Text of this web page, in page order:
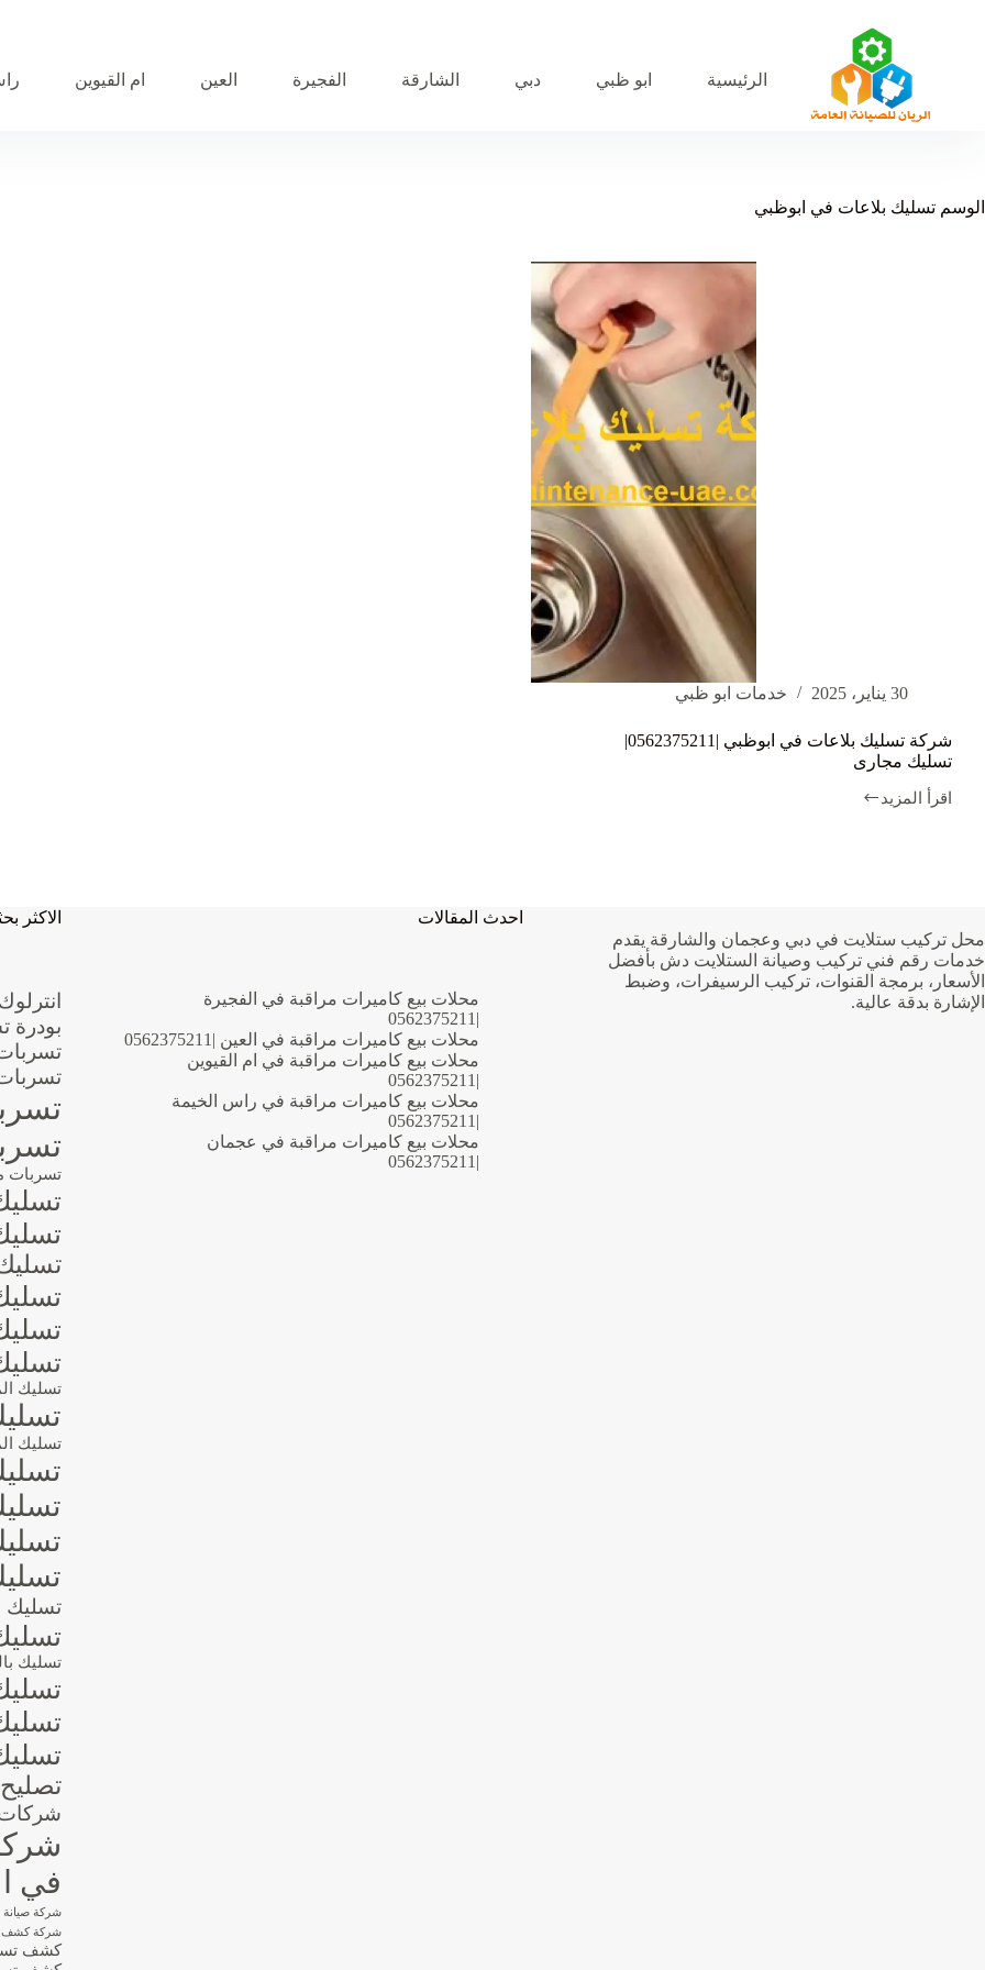
الرئيسية
ابو ظبي دبي الشارقة الفجيرة العين ام القيوين
الوسم تسليك بلاعات في ابوظبي
30 يناير، 2025 خدمات ابو ظبي
شركة تسليك بلاعات في ابوظبي |0562375211|
تسليك مجارى
اقرأ المزيد
شركة
مجارى
محل تركيب ستلايت في دبي وعجمان والشارقة يقدم
خدمات رقم فني تركيب وصيانة الستلايت دش بأفضل
الأسعار، برمجة القنوات، تركيب الرسيفرات، وضبط
الإشارة بدقة عالية.
احدث المقالات
محلات بيع كاميرات مراقبة في الفجيرة
|0562375211
محلات بيع كاميرات مراقبة في العين |0562375211
محلات بيع كاميرات مراقبة في ام القيوين
|0562375211
محلات بيع كاميرات مراقبة في راس الخيمة
|0562375211
محلات بيع كاميرات مراقبة في عجمان
|0562375211
الاكثر
بودرة
تسربات
تسربات
تسليك
تسليك
تسليك
تسليك
شركات
في
شركة
شركة كشف
كشف